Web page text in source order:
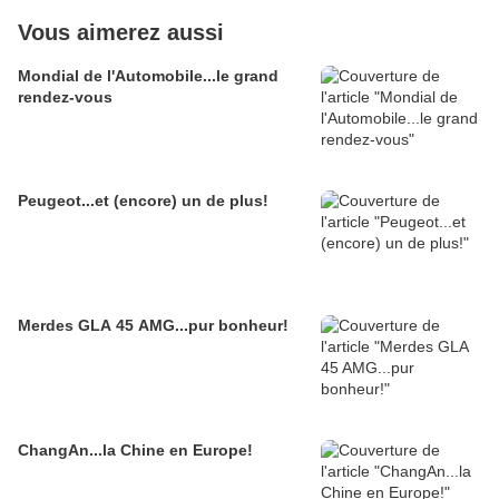
Vous aimerez aussi
Mondial de l'Automobile...le grand
rendez-vous
Peugeot...et (encore) un de plus!
Merdes GLA 45 AMG...pur bonheur!
ChangAn...la Chine en Europe!